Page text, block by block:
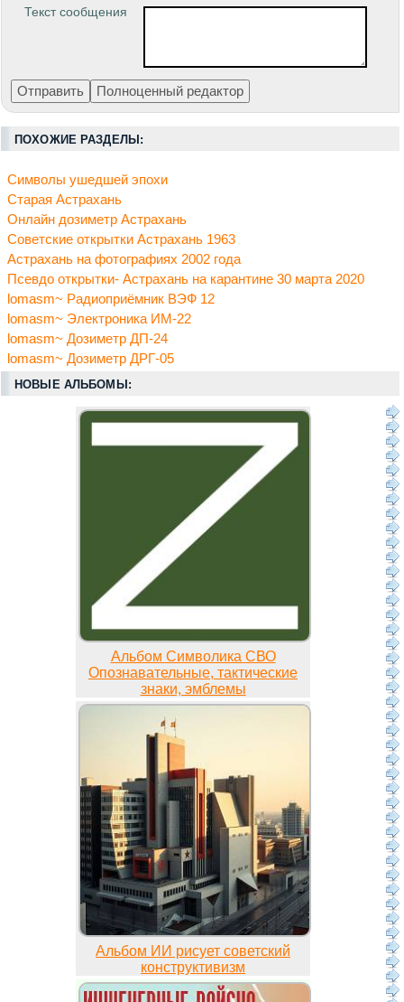
Текст сообщения
ПОХОЖИЕ РАЗДЕЛЫ:
Символы ушедшей эпохи
Старая Астрахань
Онлайн дозиметр Астрахань
Советские открытки Астрахань 1963
Астрахань на фотографиях 2002 года
Псевдо открытки- Астрахань на карантине 30 марта 2020
lomasm~ Радиоприёмник ВЭФ 12
lomasm~ Электроника ИМ-22
lomasm~ Дозиметр ДП-24
lomasm~ Дозиметр ДРГ-05
НОВЫЕ АЛЬБОМЫ:
Альбом Символика СВО
Опознавательные, тактические
знаки, эмблемы
Альбом ИИ рисует советский
конструктивизм